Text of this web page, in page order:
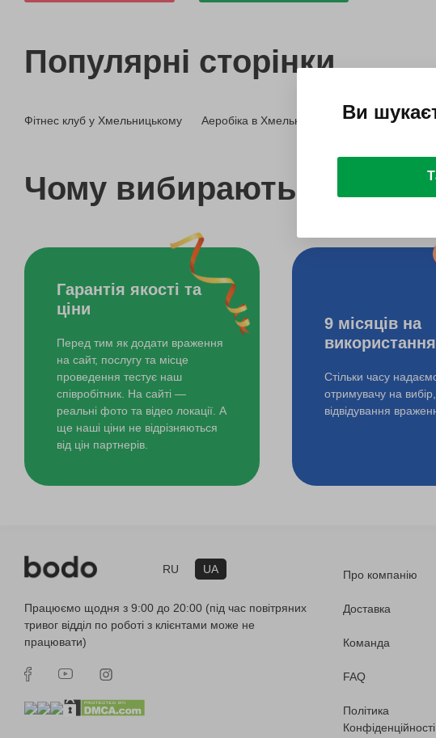
Популярні сторінки
Фітнес клуб у Хмельницькому Аеробіка в Хмельницькому Уроки
Чому вибирають bodo?
Гарантія якості та
ціни
Перед тим як додати враження
на сайт, послугу та місце
проведення тестує наш
співробітник. На сайті —
реальні фото та відео локації. А
ще наші ціни не відрізняються
від цін партнерів.
9 місяців на
використання
Стільки часу
отримувачу на
відвідування
RU UA
Працюємо щодня з 9:00 до 20:00 (під час повітряних
тривог відділ по роботі з клієнтами може не
працювати)
Про компанію
Доставка
Команда
FAQ
Політика
Конфіденційності
Ви